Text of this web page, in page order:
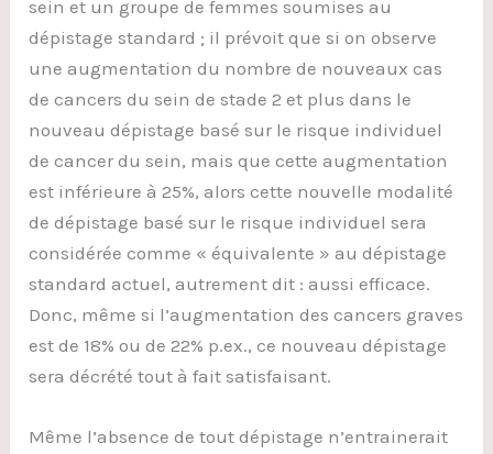
sein et un groupe de femmes soumises au
dépistage standard ; il prévoit que si on observe
une augmentation du nombre de nouveaux cas
de cancers du sein de stade 2 et plus dans le
nouveau dépistage basé sur le risque individuel
de cancer du sein, mais que cette augmentation
est inférieure à 25%, alors cette nouvelle modalité
de dépistage basé sur le risque individuel sera
considérée comme « équivalente » au dépistage
standard actuel, autrement dit : aussi efficace.
Donc, même si l’augmentation des cancers graves
est de 18% ou de 22% p.ex., ce nouveau dépistage
sera décrété tout à fait satisfaisant.
Même l’absence de tout dépistage n’entrainerait